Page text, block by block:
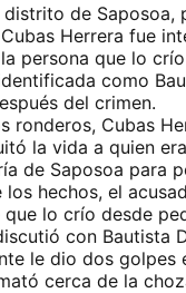
de Saposoa,
Herrera fue
persona que lo
como
del crimen.
ronderos, Cubas
la vida a quien
de Saposoa para
hechos, el
lo crío desde
con Bautista
le dio dos golpes
cerca de la